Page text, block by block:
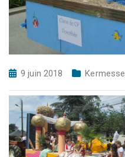
9 juin 2018 Kermesse